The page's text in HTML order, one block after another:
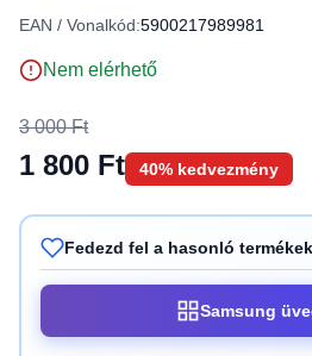
EAN / Vonalkód:5900217989981
Nem elérhető
3 000 Ft
1 800 Ft 40% kedvezmény
Fedezd fel a hasonló
Samsung